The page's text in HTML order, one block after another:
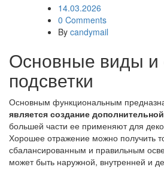
14.03.2026
0 Comments
By candymail
Основные виды и
подсветки
Основным функциональным
является создание
большей части ее применяют для
Хорошее отражение можно получить
сбалансированным и правильным
может быть наружной, внутренней и